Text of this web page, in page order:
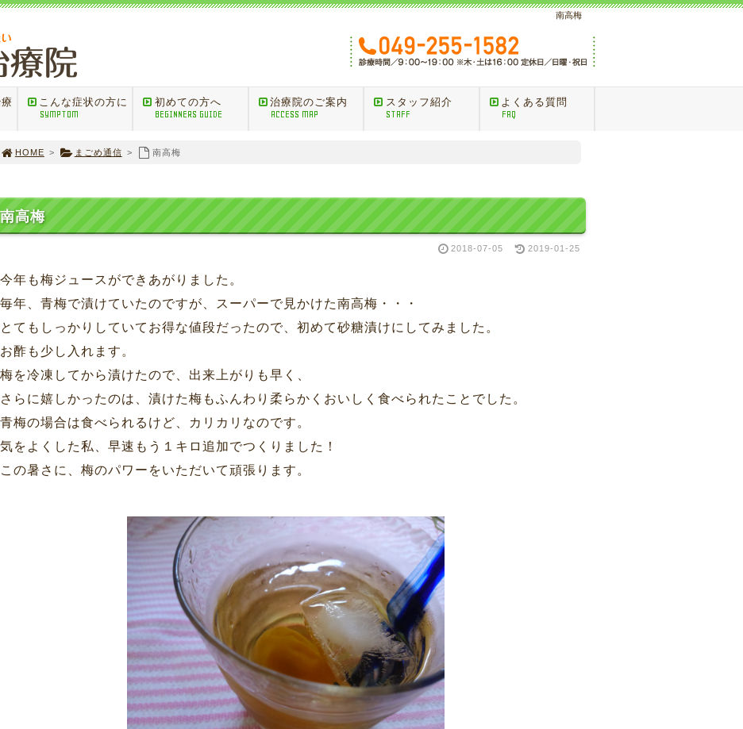
南高梅
こんな症状の方に
SYMPTOM
初めての方へ
BEGINNERS GUIDE
治療院のご案内
ACCESS MAP
スタッフ紹介
STAFF
よくある質問
FAQ
HOME > まごめ通信 > 南高梅
南高梅
2018-07-05 2019-01-25
今年も梅ジュースができあがりました。
毎年、青梅で漬けていたのですが、スーパーで見かけた南高梅・・・
とてもしっかりしていてお得な値段だったので、初めて砂糖漬けにしてみました。
お酢も少し入れます。
梅を冷凍してから漬けたので、出来上がりも早く、
さらに嬉しかったのは、漬けた梅もふんわり柔らかくおいしく食べられたことでした。
青梅の場合は食べられるけど、カリカリなのです。
気をよくした私、早速もう１キロ追加でつくりました！
この暑さに、梅のパワーをいただいて頑張ります。